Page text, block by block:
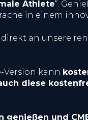
Athlete“.
in einem
direkt an unsere
Version kann
diese
und